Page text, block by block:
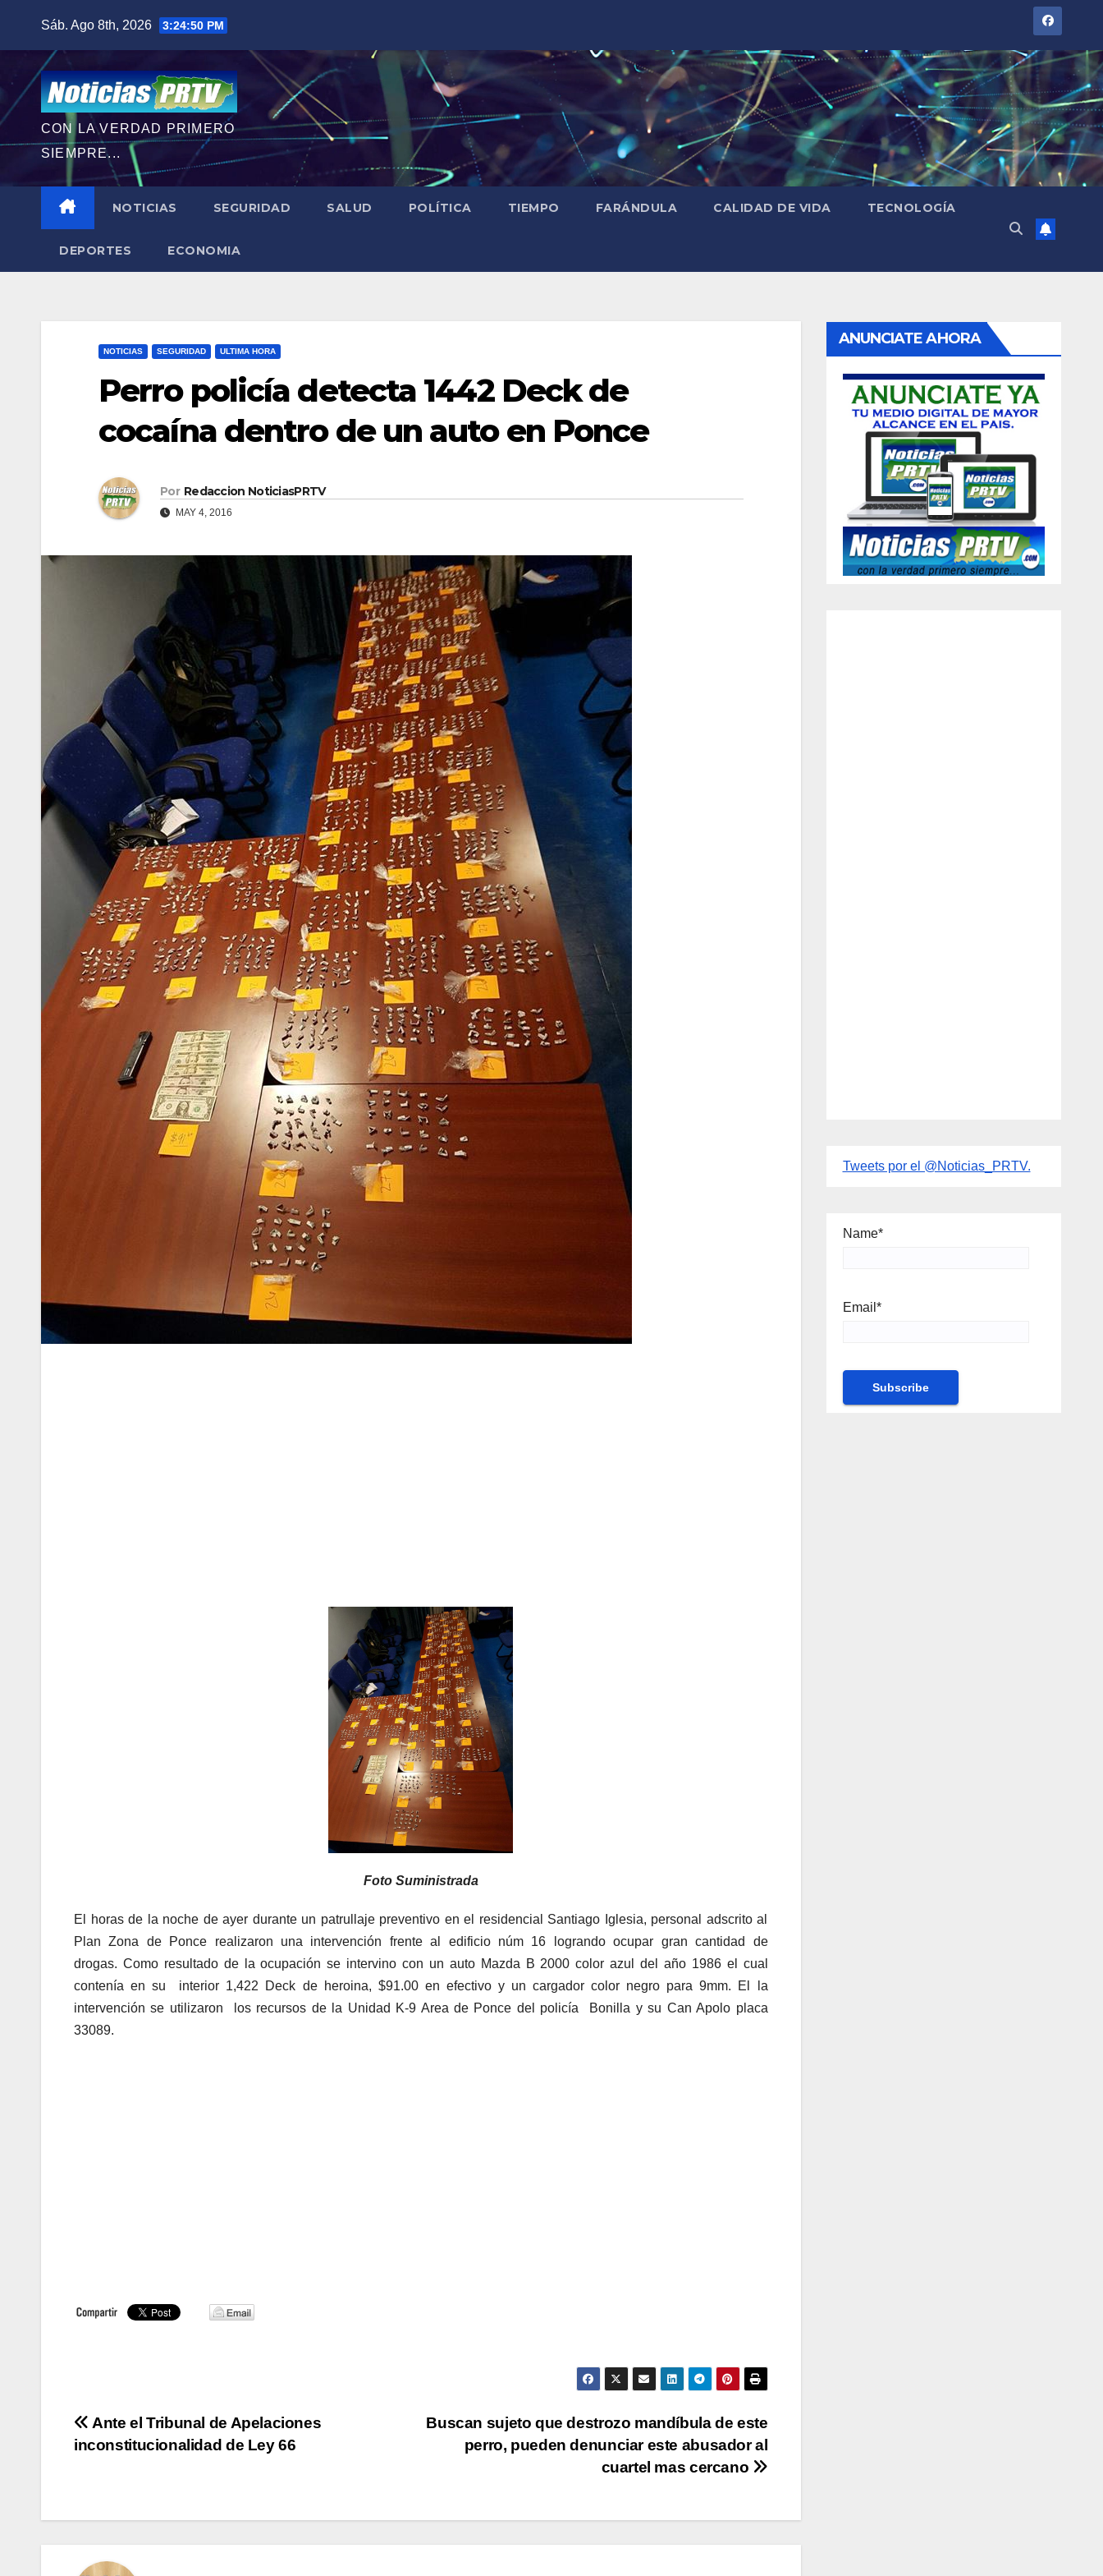
contenido
Sáb. Ago 8th, 2026 3:24:52 PM
CON LA VERDAD PRIMERO
SIEMPRE...
NOTICIAS SEGURIDAD SALUD POLÍTICA TIEMPO FARÁNDULA CALIDAD DE VIDA TECNOLOGÍA
DEPORTES ECONOMIA
NOTICIAS SEGURIDAD ULTIMA HORA
Perro policía detecta 1442 Deck de
cocaína dentro de un auto en Ponce
Por Redaccion NoticiasPRTV
MAY 4, 2016
Foto Suministrada
El horas de la noche de ayer durante un patrullaje preventivo en el residencial Santiago Iglesia, personal adscrito al
Plan Zona de Ponce realizaron una intervención frente al edificio núm 16 logrando ocupar gran cantidad de
drogas. Como resultado de la ocupación se intervino con un auto Mazda B 2000 color azul del año 1986 el cual
contenía en su interior 1,422 Deck de heroina, $91.00 en efectivo y un cargador color negro para 9mm. El la
intervención se utilizaron los recursos de la Unidad K-9 Area de Ponce del policía Bonilla y su Can Apolo placa
33089.
Navegación
Buscan sujeto que destrozo mandíbula de este
perro, pueden denunciar este abusador al
cuartel mas cercano
Ante el Tribunal de Apelaciones
inconstitucionalidad de Ley 66
ANUNCIATE AHORA
Tweets por el @Noticias_PRTV.
Name*
Email*